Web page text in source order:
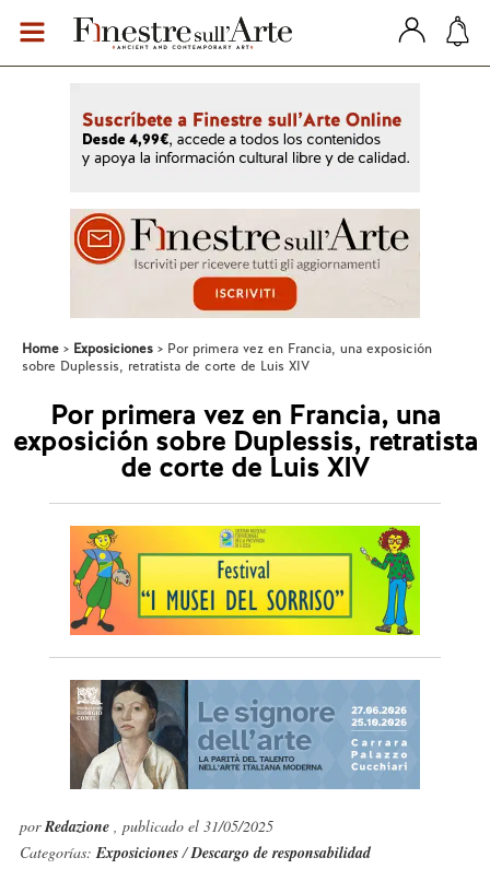
Home Exposiciones
Por primera vez en Francia, una exposición
sobre Duplessis, retratista de corte de Luis XIV
Por primera vez en Francia, una
exposición sobre Duplessis, retratista
de corte de Luis XIV
porRedazione , publicado el 31/05/2025
Categorías:Exposiciones/Descargo de responsabilidad